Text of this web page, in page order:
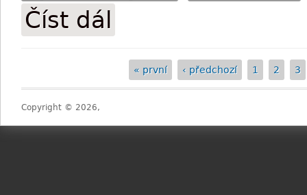
Číst dál
« první ‹ předchozí 1 2 3
Copyright © 2026,